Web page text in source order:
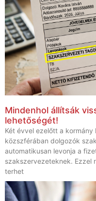
Mindenhol állítsák
lehetőségét!
Két évvel ezelőtt a
közszférában dolgozók
automatikusan levonja a
szakszervezeteknek. Ezzel
terhet